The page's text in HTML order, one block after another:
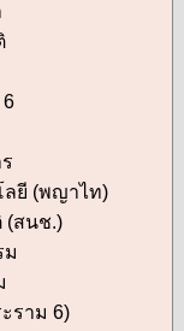
ลยี (พญาไท)
(สนช.)
ม
ราม 6)